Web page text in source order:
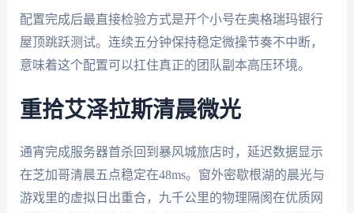
配置完成后最直接检验方式是开个小号在奥格瑞玛银行
屋顶跳跃测试。连续五分钟保持稳定微操节奏不中断，
意味着这个配置可以扛住真正的团队副本高压环境。
重拾艾泽拉斯清晨微光
通宵完成服务器首杀回到暴风城旅店时，延迟数据显示
在芝加哥清晨五点稳定在48ms。窗外密歇根湖的晨光与
游戏里的虚拟日出重合，九千公里的物理隔阂在优质网